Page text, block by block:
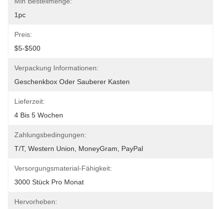
1pc
Preis:
$5-$500
Verpackung Informationen:
Geschenkbox Oder Sauberer Kasten
Lieferzeit:
4 Bis 5 Wochen
Zahlungsbedingungen:
T/T, Western Union, MoneyGram, PayPal
Versorgungsmaterial-Fähigkeit:
3000 Stück Pro Monat
Hervorheben: